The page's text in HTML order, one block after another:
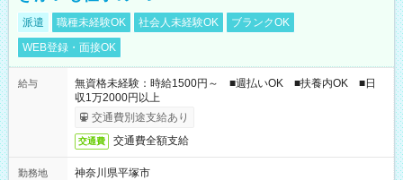
派遣 職種未経験OK 社会人未経験OK
ブランクOK
WEB登録・面接OK
給与
無資格未経験：時給1500円～ ■週払いOK ■扶養内OK ■日
収1万2000円以上
交通費別途支給あり
交通費 交通費全額支給
勤務地
神奈川県平塚市